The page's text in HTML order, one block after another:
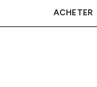
ACHETER